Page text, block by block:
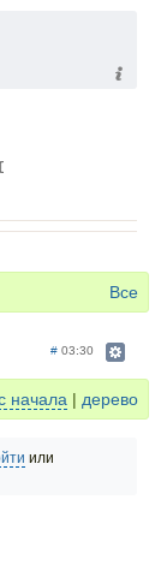
Все
# 03:30
начала | дерево
или